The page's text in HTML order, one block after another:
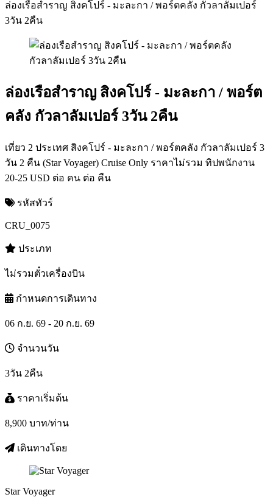
ล่องเรือสำราญ สิงคโปร์ - มะละกา / พอร์ตคลัง กัวลาลัมเปอร์
3วัน 2คืน
ล่องเรือสำราญ สิงคโปร์ - มะละกา / พอร์ต
คลัง กัวลาลัมเปอร์ 3วัน 2คืน
เที่ยว 2 ประเทศ สิงคโปร์ - มะละกา / พอร์ตคลัง กัวลาลัมเปอร์ 3
วัน 2 คืน (Star Voyager) Cruise Only ราคาไม่รวม ทิปพนักงาน
20-25 USD ต่อ คน ต่อ คืน
รหัสทัวร์
CRU_0075
ประเภท
ไม่รวมตั๋วเครื่องบิน
กำหนดการเดินทาง
06 ก.ย. 69 - 20 ก.ย. 69
จำนวนวัน
3วัน 2คืน
ราคาเริ่มต้น
8,900 บาท/ท่าน
เดินทางโดย
Star Voyager